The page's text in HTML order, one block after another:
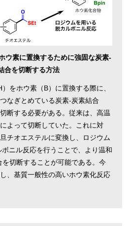
ウ素に置換するために強固な炭素-
合を切断する方法
をホウ素（B）に置換する際に、
なぎとめている炭素-炭素結合
断する必要がある。従来は、高温
よって切断していた。これに対
チオエステルに変換し、ロジウム
ボニル反応を行うことで、より温和
切断することが可能である。今
、基質一般性の高いホウ素化反応